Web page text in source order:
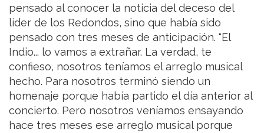
pensado al conocer la noticia del deceso del
líder de los Redondos, sino que había sido
pensado con tres meses de anticipación. “El
Indio... lo vamos a extrañar. La verdad, te
confieso, nosotros teníamos el arreglo musical
hecho. Para nosotros terminó siendo un
homenaje porque había partido el día anterior al
concierto. Pero nosotros veníamos ensayando
hace tres meses ese arreglo musical porque